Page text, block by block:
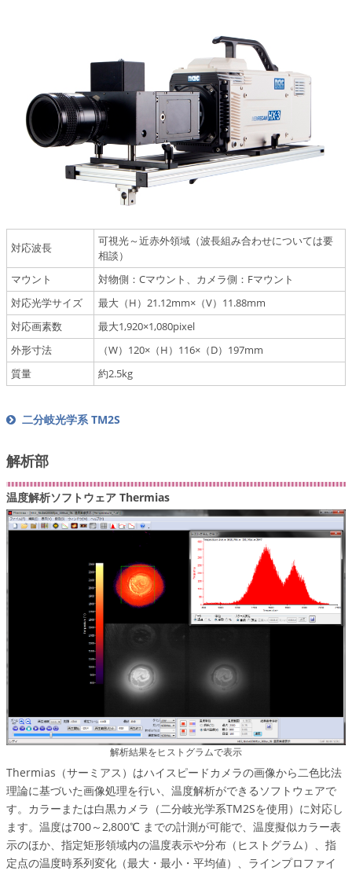
対応波長
可視光～近赤外領域（波長組み合わせについては要
相談）
マウント
対物側：Cマウント、カメラ側：Fマウント
対応光学サイズ
最大（H）21.12mm×（V）11.88mm
対応画素数
最大1,920×1,080pixel
外形寸法
（W）120×（H）116×（D）197mm
質量
約2.5kg
二分岐光学系 TM2S
解析部
温度解析ソフトウェア Thermias
解析結果をヒストグラムで表示
Thermias（サーミアス）はハイスピードカメラの画像から二色比法
理論に基づいた画像処理を行い、温度解析ができるソフトウェアで
す。カラーまたは白黒カメラ（二分岐光学系TM2Sを使用）に対応し
ます。温度は700～2,800℃ までの計測が可能で、温度擬似カラー表
示のほか、指定矩形領域内の温度表示や分布（ヒストグラム）、指
定点の温度時系列変化（最大・最小・平均値）、ラインプロファイ